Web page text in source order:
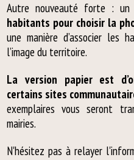
Autre nouveauté forte : un
habitants pour choisir la
une manière d’associer
l’image du territoire.
La version papier est
certains sites
exemplaires vous seront
mairies.
N'hésitez pas à relayer